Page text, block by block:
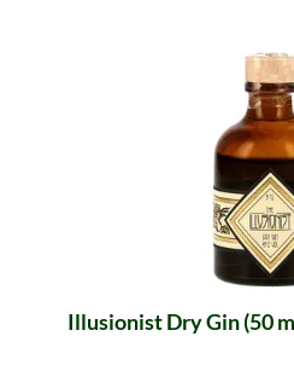
Illusionist Dry Gin (50